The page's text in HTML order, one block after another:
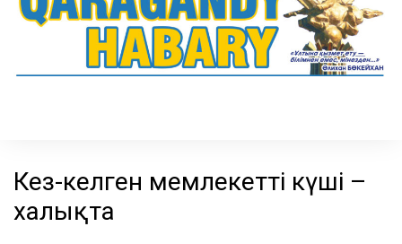
Кез-келген мемлекеттің күші –
халықта